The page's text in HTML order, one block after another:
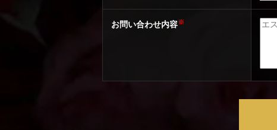
お問い合わせ内容※